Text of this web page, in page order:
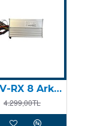
Onvo OV-RX 8 Arka Motor Kontrolcüsü (Arka Beyin)
4.299,00TL